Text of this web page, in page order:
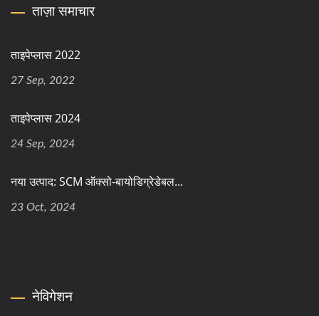
ताज़ा समाचार
ताइपेप्लास 2022
27 Sep, 2022
ताइपेप्लास 2024
24 Sep, 2024
नया उत्पाद: SCM ऑक्सो-बायोडिग्रेडेबल...
23 Oct, 2024
नेविगेशन